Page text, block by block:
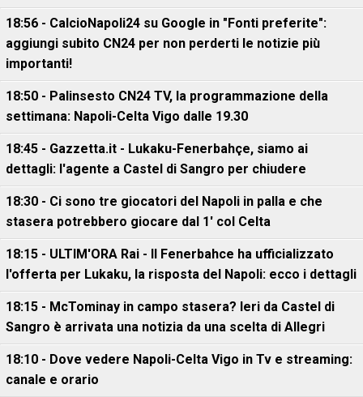
18:56 - CalcioNapoli24 su Google in "Fonti preferite":
aggiungi subito CN24 per non perderti le notizie più
importanti!
18:50 - Palinsesto CN24 TV, la programmazione della
settimana: Napoli-Celta Vigo dalle 19.30
18:45 - Gazzetta.it - Lukaku-Fenerbahçe, siamo ai
dettagli: l'agente a Castel di Sangro per chiudere
18:30 - Ci sono tre giocatori del Napoli in palla e che
stasera potrebbero giocare dal 1' col Celta
18:15 - ULTIM'ORA Rai - Il Fenerbahce ha ufficializzato
l'offerta per Lukaku, la risposta del Napoli: ecco i dettagli
18:15 - McTominay in campo stasera? Ieri da Castel di
Sangro è arrivata una notizia da una scelta di Allegri
18:10 - Dove vedere Napoli-Celta Vigo in Tv e streaming:
canale e orario